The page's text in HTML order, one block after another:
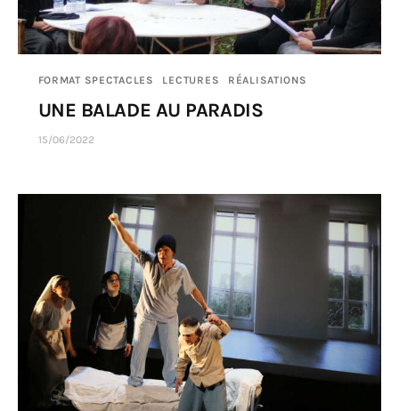
FORMAT SPECTACLES LECTURES RÉALISATIONS
UNE BALADE AU PARADIS
15/06/2022